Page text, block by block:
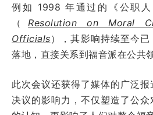
例如 1998 年通过的《公职人
（ Resolution on Moral
Officials），其影响持续至今
落地，直接关系到福音派在公共
此次会议还获得了媒体的广泛
决议的影响力，不仅塑造了公